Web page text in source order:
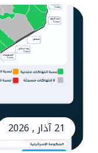
21 آذار , 2026